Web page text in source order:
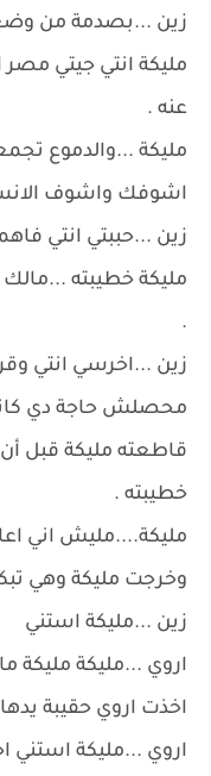
زين ...بصدمة من
مليكة انتي جيتي مصر
عنه .
مليكة ...والدموع
اشوفك واشوف
زين ...حببتي انتي
مليكة خطيبته
.
زين ...اخرسي انتي
محصلش حاجة دي
قاطعته مليكة قبل
خطيبته .
مليكة....مليش اني
وخرجت مليكة وهي
زين ...مليكة استني
اروي ...مليكة مليكة
اخذت اروي حقيبة
اروي ...مليكة استني